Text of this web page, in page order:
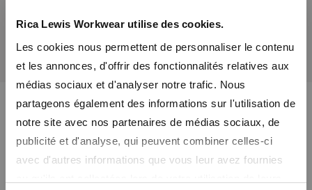
Rica Lewis Workwear utilise des cookies.
Les cookies nous permettent de personnaliser le contenu
et les annonces, d'offrir des fonctionnalités relatives aux
médias sociaux et d'analyser notre trafic. Nous
partageons également des informations sur l'utilisation de
notre site avec nos partenaires de médias sociaux, de
publicité et d'analyse, qui peuvent combiner celles-ci
avec d'autres informations que vous leur avez fournies
En vous inscrivant à notre newsletter, vous recevrez nos promos
en avant première et un code promo de bienvenue de -10%